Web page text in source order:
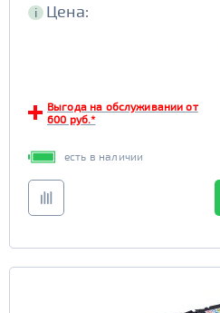
i Цена:
Выгода на обслуживании от
600 руб.*
есть в наличии